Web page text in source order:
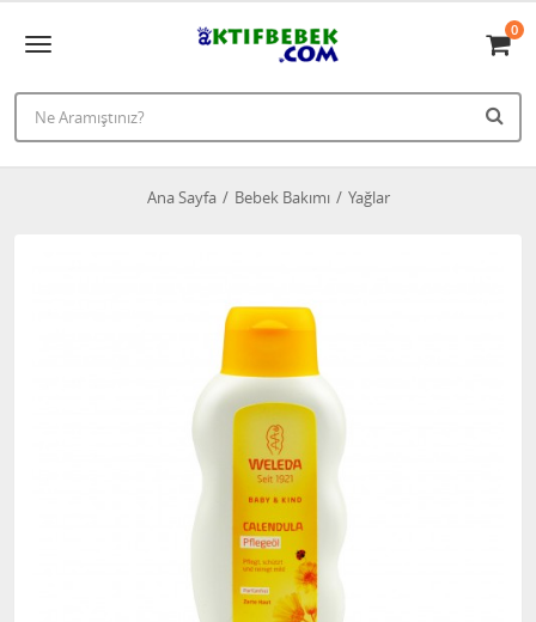
0
Ana Sayfa Bebek Bakımı Yağlar